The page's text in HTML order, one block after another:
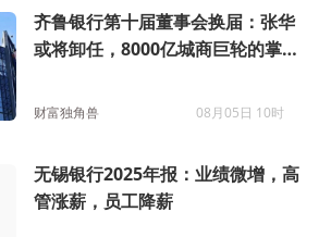
齐鲁银行第十届董事会换届：张华
或将卸任，8000亿城商巨轮的掌舵
财富独角兽 08月05日 10时
无锡银行2025年报：业绩微增，高
管涨薪，员工降薪